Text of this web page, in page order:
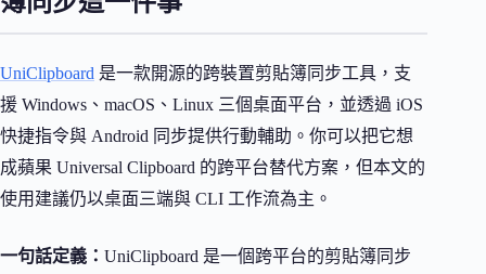
UniClipboard 是一款開源的跨裝置剪貼簿同步工具，支
援 Windows、macOS、Linux 三個桌面平台，並透過 iOS
快捷指令與 Android 同步提供行動輔助。你可以把它想
成蘋果 Universal Clipboard 的跨平台替代方案，但本文的
使用建議仍以桌面三端與 CLI 工作流為主。
一句話定義： UniClipboard 是一個跨平台的剪貼簿同步